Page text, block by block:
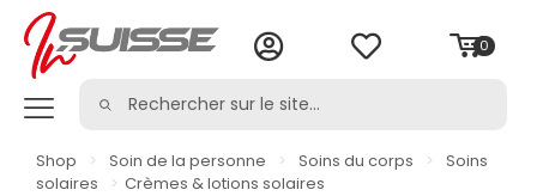
0
Shop > Soin de la personne > Soins du corps >
Soins
solaires
> Crèmes & lotions solaires